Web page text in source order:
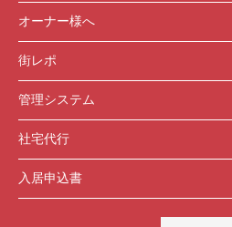
オーナー様へ
街レポ
管理システム
社宅代行
入居申込書